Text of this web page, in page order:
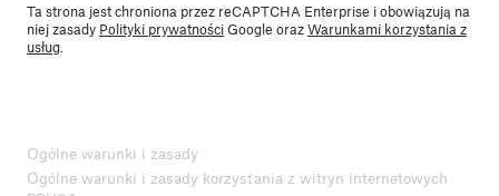
Ta strona jest chroniona przez reCAPTCHA Enterprise i obowiązują na
niej zasady Polityki prywatnościGoogle orazWarunkami korzystania z
usług
Ogólne warunki i zasady
Ogólne warunki i zasady korzystania z witryn internetowych